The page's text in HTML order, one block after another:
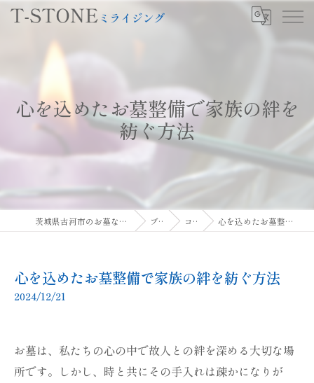
心を込めたお墓整備で家族の絆を
紡ぐ方法
茨城県古河市のお墓ならT-STONEミライジング ブログ コラム 心を込めたお墓整備で家族の絆を紡ぐ方法
心を込めたお墓整備で家族の絆を紡ぐ方法
2024/12/21
お墓は、私たちの心の中で故人との絆を深める大切な場
所です。しかし、時と共にその手入れは疎かになりが